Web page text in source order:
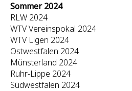
Sommer 2024
RLW 2024
WTV Vereinspokal 2024
WTV Ligen 2024
Ostwestfalen 2024
Münsterland 2024
Ruhr-Lippe 2024
Südwestfalen 2024